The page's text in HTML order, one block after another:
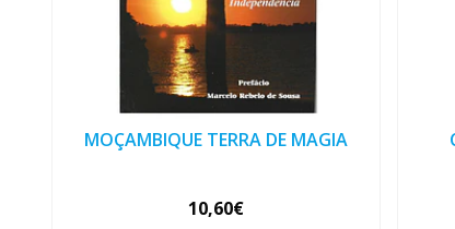
MOÇAMBIQUE TERRA DE MAGIA
10,60€